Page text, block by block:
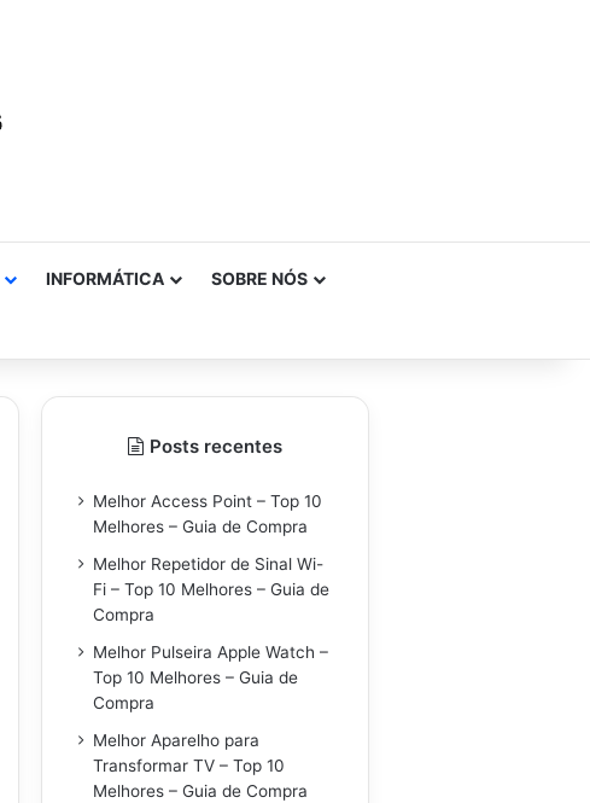
INFORMÁTICA SOBRE NÓS
Posts recentes
Melhor Access Point – Top 10
Melhores – Guia de Compra
Melhor Repetidor de Sinal Wi-
Fi – Top 10 Melhores – Guia de
Compra
Melhor Pulseira Apple Watch –
Top 10 Melhores – Guia de
Compra
Melhor Aparelho para
Transformar TV – Top 10
Melhores – Guia de Compra